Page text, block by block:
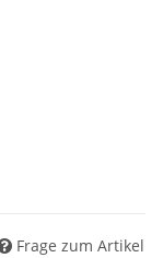
Frage zum Artikel